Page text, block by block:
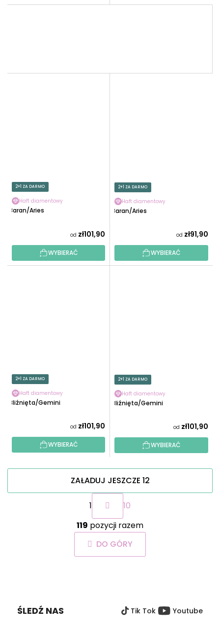
2+1 ZA DARMO
Haft diamentowy
Baran/Aries
od zł101,90
WYBIERAĆ
2+1 ZA DARMO
Haft diamentowy
Baran/Aries
od zł91,90
WYBIERAĆ
2+1 ZA DARMO
Haft diamentowy
Bliźnięta/Gemini
od zł101,90
WYBIERAĆ
2+1 ZA DARMO
Haft diamentowy
Bliźnięta/Gemini
od zł101,90
WYBIERAĆ
K
o
n
t
r
ZAŁADUJ JESZCZE 12
P
g
i
n
a
c
1
10
119 pozycji razem
DO GÓRY
ŚLEDŹ NAS Tik Tok Youtube